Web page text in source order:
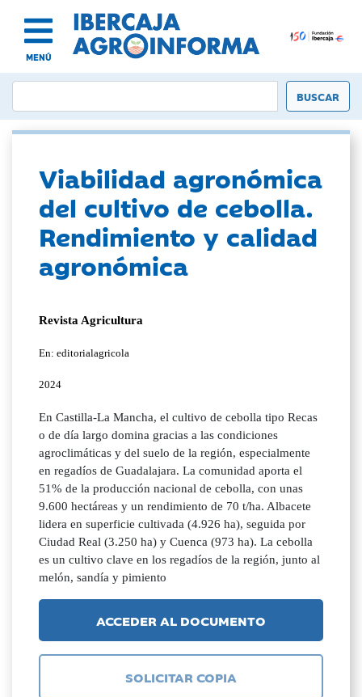
MENÚ
Viabilidad agronómica
del cultivo de cebolla.
Rendimiento y calidad
agronómica
Revista Agricultura
En: editorialagricola
2024
En Castilla-La Mancha, el cultivo de cebolla tipo Recas
o de día largo domina gracias a las condiciones
agroclimáticas y del suelo de la región, especialmente
en regadíos de Guadalajara. La comunidad aporta el
51% de la producción nacional de cebolla, con unas
9.600 hectáreas y un rendimiento de 70 t/ha. Albacete
lidera en superficie cultivada (4.926 ha), seguida por
Ciudad Real (3.250 ha) y Cuenca (973 ha). La cebolla
es un cultivo clave en los regadíos de la región, junto al
melón, sandía y pimiento
ACCEDER AL DOCUMENTO
SOLICITAR COPIA